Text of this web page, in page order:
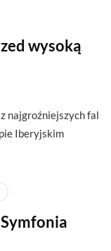
wysoką
najgroźniejszych fal
Iberyjskim